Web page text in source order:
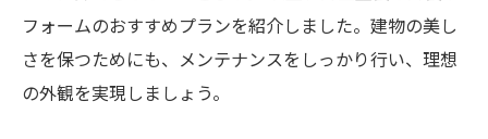
フォームのおすすめプランを紹介しました。建物の美し
さを保つためにも、メンテナンスをしっかり行い、理想
の外観を実現しましょう。